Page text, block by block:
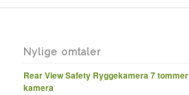
Nylige omtaler
Rear View Safety Ryggekamera 7
kamera